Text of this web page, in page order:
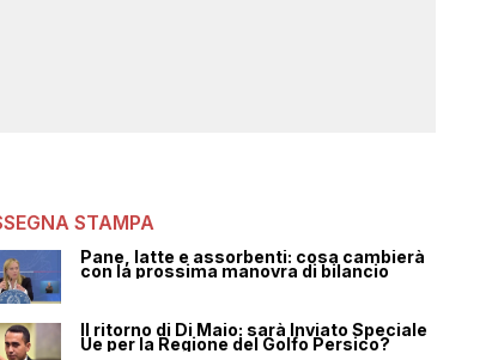
STAMPA
Pane, latte e assorbenti: cosa cambierà
con la prossima manovra di bilancio
Il ritorno di Di Maio: sarà Inviato Speciale
Ue per la Regione del Golfo Persico?